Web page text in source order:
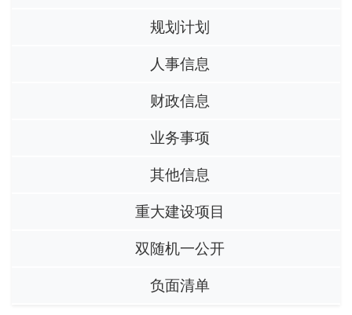
规划计划
人事信息
财政信息
业务事项
其他信息
重大建设项目
双随机一公开
负面清单